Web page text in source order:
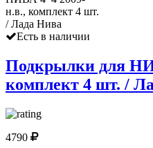
Есть в наличии
Подкрылки для
комплект 4 шт. /
4790